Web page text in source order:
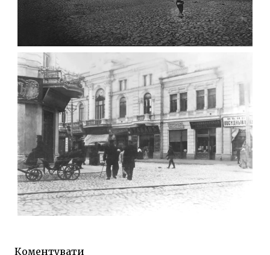
ФОТО ЖИТОМИРА 1905 ВУЛ.
МИХАЙЛІВСЬКА-СКОРУЛЬСЬКОГО
Фото Житомира період
до 1917 року
Leave a comment
ЖИТОМИР МИХАЙЛІВСЬКА 1903 РОКУ
Коментувати